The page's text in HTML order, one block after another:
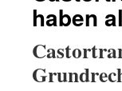
haben